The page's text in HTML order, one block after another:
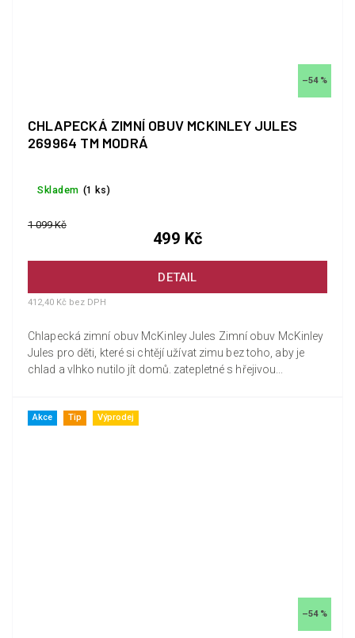
–54 %
CHLAPECKÁ ZIMNÍ OBUV MCKINLEY JULES
269964 TM MODRÁ
Skladem (1 ks)
DETAIL
412,40 Kč bez DPH
1 099 Kč
499 Kč
Chlapecká zimní obuv McKinley Jules Zimní obuv McKinley
Jules pro děti, které si chtějí užívat zimu bez toho, aby je
chlad a vlhko nutilo jít domů. zatepletné s hřejivou...
Akce Tip Výprodej
–54 %